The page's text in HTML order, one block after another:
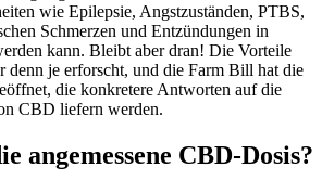
wie Epilepsie, Angstzuständen, PTBS,
Schmerzen und Entzündungen in
kann. Bleibt aber dran! Die Vorteile
denn je erforscht, und die Farm Bill hat die
die konkretere Antworten auf die
CBD liefern werden.
angemessene CBD-Dosis?